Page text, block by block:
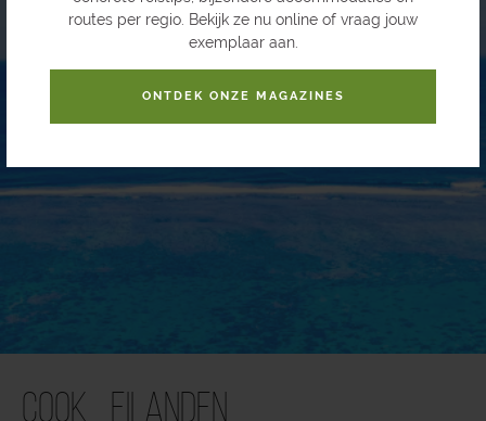
routes per regio. Bekijk ze nu online of vraag jouw
exemplaar aan.
ONTDEK ONZE MAGAZINES
Cook_Eilanden